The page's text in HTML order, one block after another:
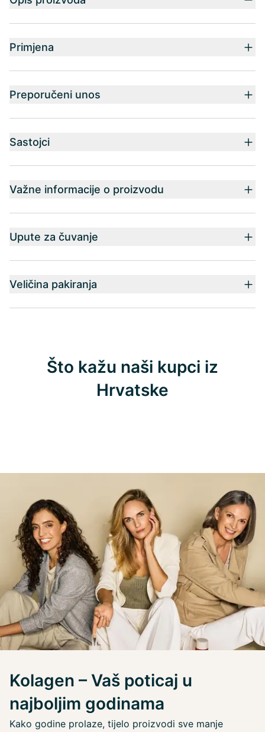
Primjena
Preporučeni unos
Sastojci
Važne informacije o proizvodu
Upute za čuvanje
Veličina pakiranja
Što kažu naši kupci iz
Hrvatske
Kolagen – Vaš poticaj u
najboljim godinama
Kako godine prolaze, tijelo proizvodi sve manje